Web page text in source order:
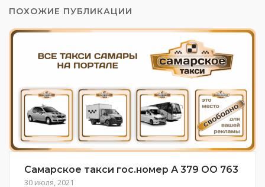
ПОХОЖИЕ ПУБЛИКАЦИИ
Самарское такси гос.номер А 379 ОО 763
30 июля, 2021